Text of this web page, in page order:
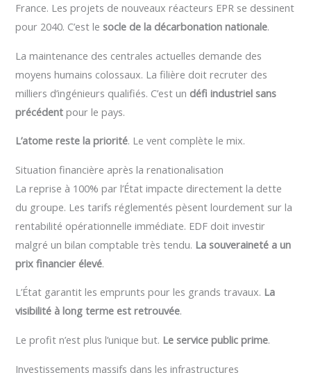
France. Les projets de nouveaux réacteurs EPR se dessinent
pour 2040. C’est lesocle de la décarbonation nationale.
La maintenance des centrales actuelles demande des
moyens humains colossaux. La filière doit recruter des
milliers d’ingénieurs qualifiés. C’est un défi industriel sans
précédent pour le pays.
L’atome reste la priorité. Le vent complète le mix.
Situation financière après la renationalisation
La reprise à 100% par l’État impacte directement la dette
du groupe. Les tarifs réglementés pèsent lourdement sur la
rentabilité opérationnelle immédiate. EDF doit investir
malgré un bilan comptable très tendu. La souveraineté a un
prix financier élevé.
L’État garantit les emprunts pour les grands travaux. La
visibilité à long terme est retrouvée.
Le profit n’est plus l’unique but. Le service public prime.
Investissements massifs dans les infrastructures